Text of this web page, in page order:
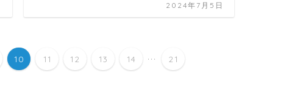
2024年7月5日
10 11 12 13 14 ... 21